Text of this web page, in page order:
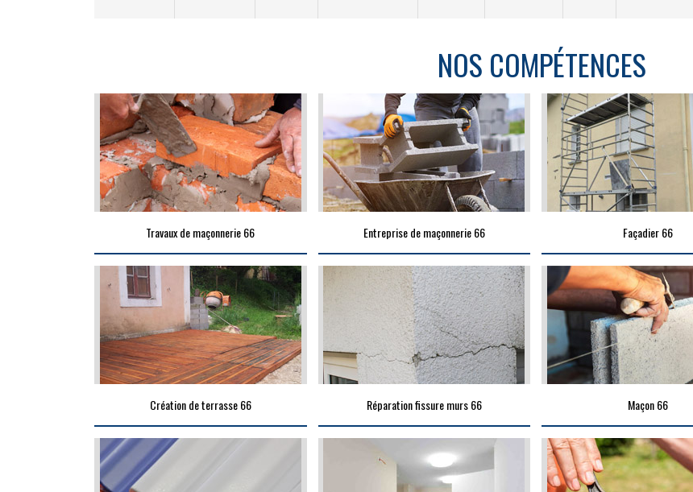
NOS COMPÉTENCES
Travaux de maçonnerie 66 Entreprise de maçonnerie 66 Façadier 66
Création de terrasse 66 Réparation fissure murs 66 Maçon 66